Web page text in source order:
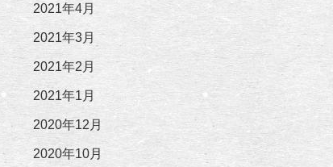
2021年4月
2021年3月
2021年2月
2021年1月
2020年12月
2020年10月